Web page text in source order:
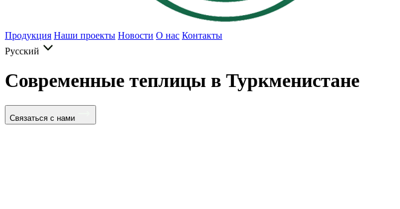
Продукция Наши проекты Новости О нас Контакты
Русский
Современные теплицы в Туркменистане
Связаться с нами